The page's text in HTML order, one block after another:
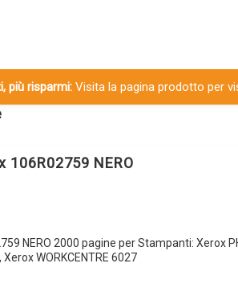
più risparmi:Visita la pagina prodotto per
106R02759 NERO
NERO 2000 pagine per Stampanti: Xerox
WORKCENTRE 6027